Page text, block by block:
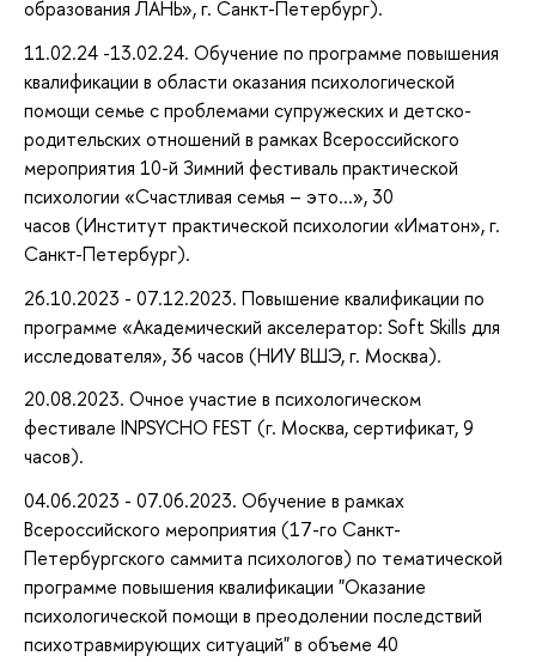
образования ЛАНЬ», г. Санкт-Петербург).
11.02.24 -13.02.24. Обучение по программе повышения
квалификации в области оказания психологической
помощи семье с проблемами супружеских и детско-
родительских отношений в рамках Всероссийского
мероприятия 10-й Зимний фестиваль практической
психологии «Счастливая семья – это...», 30
часов (Институт практической психологии «Иматон», г.
Санкт-Петербург).
26.10.2023 - 07.12.2023. Повышение квалификации по
программе «Академический акселератор: Soft Skills для
исследователя», 36 часов (НИУ ВШЭ, г. Москва).
20.08.2023. Очное участие в психологическом
фестивале INPSYCHO FEST (г. Москва, сертификат, 9
часов).
04.06.2023 - 07.06.2023. Обучение в рамках
Всероссийского мероприятия (17-го Санкт-
Петербургского саммита психологов) по тематической
программе повышения квалификации "Оказание
психологической помощи в преодолении последствий
психотравмирующих ситуаций" в объеме 40